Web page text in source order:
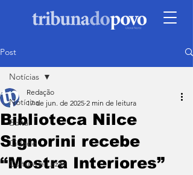
Post
Notícias
Edital
Cidade
Cultura e Lazer
Notícias
Biblioteca Nilce
Signorini recebe
“Mostra Interiores”
Redação
17 de jun. de 2025 2 min de leitura